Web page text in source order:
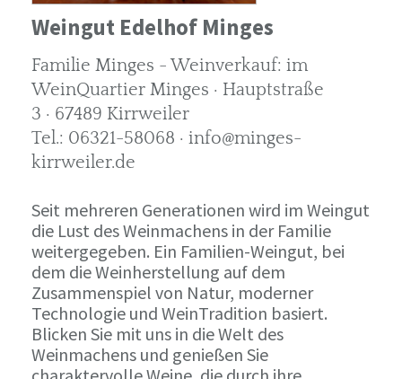
Weingut Edelhof Minges
Familie Minges - Weinverkauf: im
WeinQuartier Minges · Hauptstraße
3 · 67489 Kirrweiler
Tel.: 06321-58068 · info@minges-
kirrweiler.de
Seit mehreren Generationen wird im Weingut
die Lust des Weinmachens in der Familie
weitergegeben. Ein Familien-Weingut, bei
dem die Weinherstellung auf dem
Zusammenspiel von Natur, moderner
Technologie und WeinTradition basiert.
Blicken Sie mit uns in die Welt des
Weinmachens und genießen Sie